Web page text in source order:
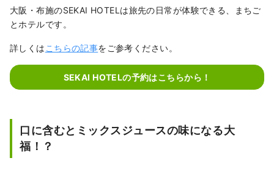
大阪・布施のSEKAI HOTELは旅先の日常が体験できる、まちご
とホテルです。
詳しくは こちらの記事をご参考ください。
SEKAI HOTELの予約はこちらから！
口に含むとミックスジュースの味になる大
福！？